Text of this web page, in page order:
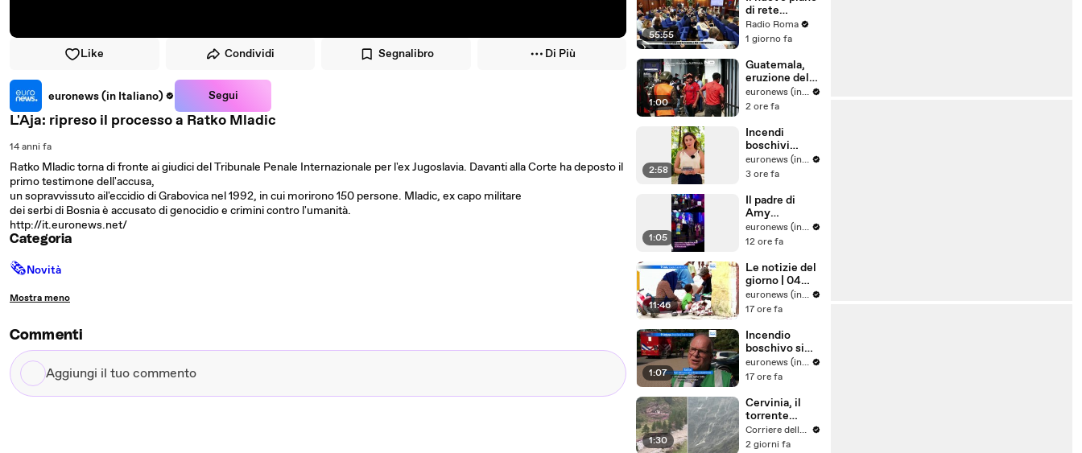
Like Condividi Segnalibro Di Più
euronews (in Italiano) Segui
L'Aja: ripreso il processo a Ratko Mladic
14 anni fa
Ratko Mladic torna di fronte ai giudici del Tribunale Penale Internazionale per l'ex Jugoslavia. Davanti alla Corte ha deposto il
primo testimone dell'accusa,
un sopravvissuto ail'eccidio di Grabovica nel 1992, in cui morirono 150 persone. Mladic, ex capo militare
dei serbi di Bosnia è accusato di genocidio e crimini contro l'umanità.
http://it.euronews.net/
Categoria
🗞Novità
Mostra meno
Commenti
Aggiungi
il
55:55
di rete
regionale per
l’Endometrios
Radio Roma
1 giorno fa
1:00
Guatemala,
eruzione del
vulcano
Fuego:
centinaia di
persone
euronews (in Italiano)
2 ore fa
2:58
Incendi
boschivi
nell'Ue:
divario tra
risposta alle
emergenze
euronews (in Italiano)
3 ore fa
1:05
Il padre di
Amy
Winehouse è
stato
pagare quasi
un milione di
sterline alle
amiche
euronews (in Italiano)
12 ore fa
11:46
Le notizie del
giorno | 04
agosto 2026 -
Serale
euronews (in Italiano)
17 ore fa
1:07
Incendio
boschivo si
estende in
una riserva
sud dei Paesi
Bassi
euronews (in Italiano)
17 ore fa
1:30
Cervinia, il
torrente
esonda e dalla
montagna
Corriere della Sera
2 giorni fa